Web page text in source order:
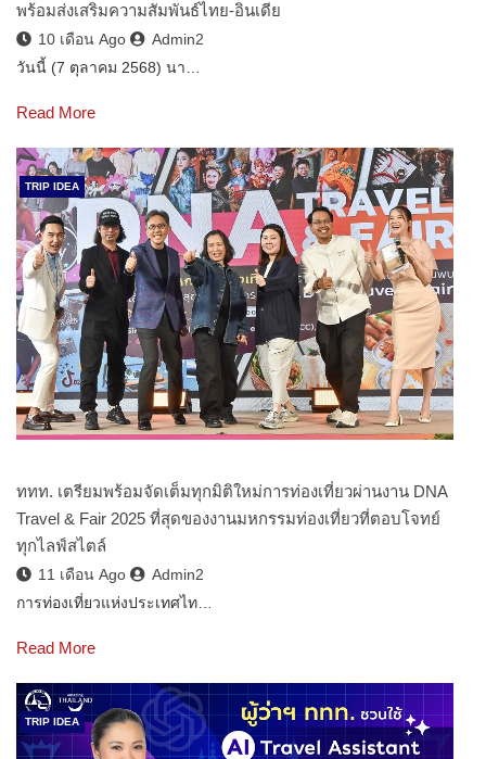
พร้อมส่งเสริมความสัมพันธ์ไทย-อินเดีย
10 เดือน Ago
Admin2
วันนี้ (7 ตุลาคม 2568) นา…
Read More
TRIP IDEA
ททท. เตรียมพร้อมจัดเต็มทุกมิติใหม่การท่องเที่ยวผ่านงาน DNA
Travel & Fair 2025 ที่สุดของงานมหกรรมท่องเที่ยวที่ตอบโจทย์
ทุกไลฟ์สไตล์
11 เดือน Ago
Admin2
การท่องเที่ยวแห่งประเทศไท…
Read More
TRIP IDEA